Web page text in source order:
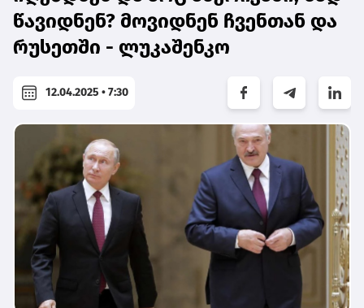
წავიდნენ? მოვიდნენ ჩვენთან და
რუსეთში - ლუკაშენკო
12.04.2025 • 7:30